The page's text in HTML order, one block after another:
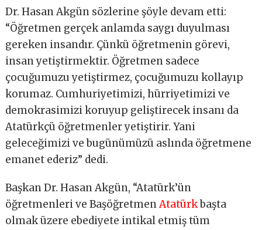
Dr. Hasan Akgün sözlerine şöyle devam etti:
“Öğretmen gerçek anlamda saygı duyulması
gereken insandır. Çünkü öğretmenin görevi,
insan yetiştirmektir. Öğretmen sadece
çocuğumuzu yetiştirmez, çocuğumuzu kollayıp
korumaz. Cumhuriyetimizi, hürriyetimizi ve
demokrasimizi koruyup geliştirecek insanı da
Atatürkçü öğretmenler yetiştirir. Yani
geleceğimizi ve bugünümüzü aslında öğretmene
emanet ederiz” dedi.
Başkan Dr. Hasan Akgün, “Atatürk’ün
öğretmenleri ve BaşöğretmenAtatürkbaşta
olmak üzere ebediyete intikal etmiş tüm